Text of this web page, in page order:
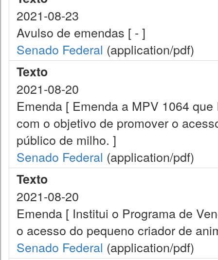
2021-08-23
Avulso de emendas [ - ]
Senado Federal (application/pdf)
Texto
2021-08-20
Emenda [ Emenda a MPV 1064
com o objetivo de promover o
público de milho. ]
Senado Federal (application/pdf)
Texto
2021-08-20
Emenda [ Institui o Programa de
o acesso do pequeno criador de
Senado Federal (application/pdf)